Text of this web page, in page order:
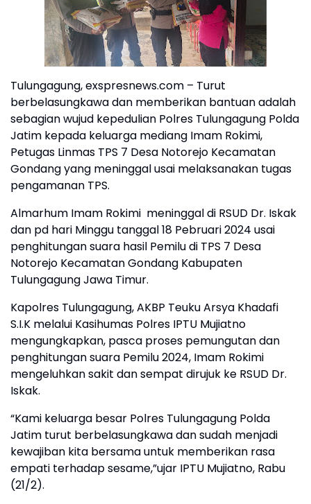
Tulungagung, exspresnews.com – Turut
berbelasungkawa dan memberikan bantuan adalah
sebagian wujud kepedulian Polres Tulungagung Polda
Jatim kepada keluarga mediang Imam Rokimi,
Petugas Linmas TPS 7 Desa Notorejo Kecamatan
Gondang yang meninggal usai melaksanakan tugas
pengamanan TPS.
Almarhum Imam Rokimi meninggal di RSUD Dr. Iskak
dan pd hari Minggu tanggal 18 Pebruari 2024 usai
penghitungan suara hasil Pemilu di TPS 7 Desa
Notorejo Kecamatan Gondang Kabupaten
Tulungagung Jawa Timur.
Kapolres Tulungagung, AKBP Teuku Arsya Khadafi
S.I.K melalui Kasihumas Polres IPTU Mujiatno
mengungkapkan, pasca proses pemungutan dan
penghitungan suara Pemilu 2024, Imam Rokimi
mengeluhkan sakit dan sempat dirujuk ke RSUD Dr.
Iskak.
“Kami keluarga besar Polres Tulungagung Polda
Jatim turut berbelasungkawa dan sudah menjadi
kewajiban kita bersama untuk memberikan rasa
empati terhadap sesame,”ujar IPTU Mujiatno, Rabu
(21/2).